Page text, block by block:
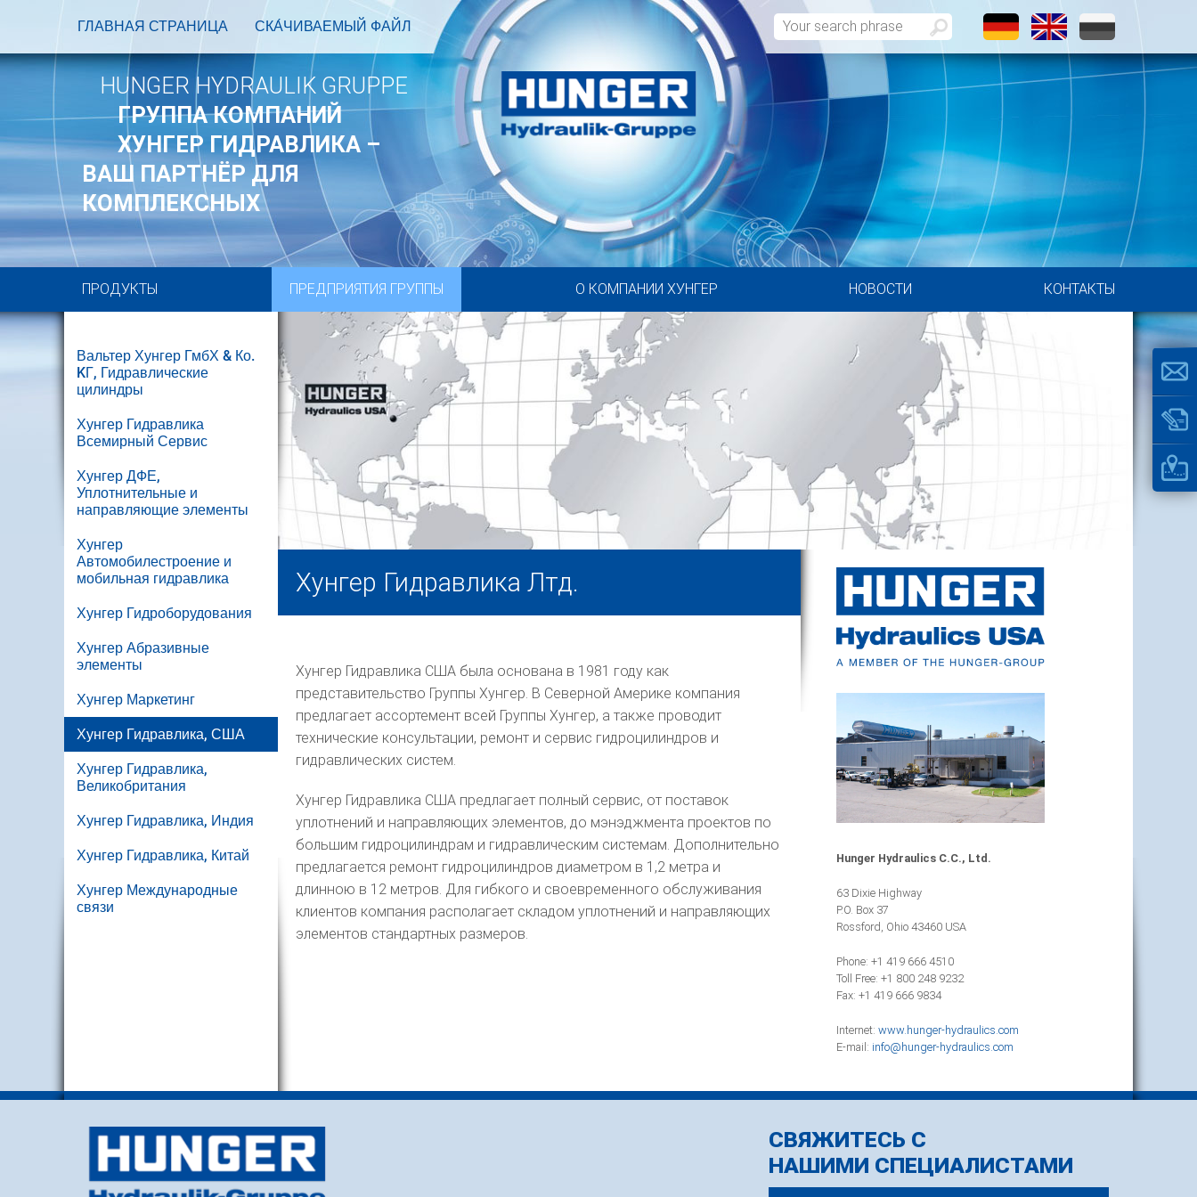
ГЛАВНАЯ СТРАНИЦА СКА́ЧИВАЕМЫЙ ФАЙЛ
HUNGER HYDRAULIK GRUPPE
ГРУППА КОМПАНИЙ
ХУНГЕР ГИДРАВЛИКА –
ВАШ ПАРТНЁР ДЛЯ
КОМПЛЕКСНЫХ
ПРОДУКТЫ ПРЕДПРИЯТИЯ ГРУППЫ О КОМПАНИИ ХУНГЕР НОВОСТИ КОНТАКТЫ
Вальтер Хунгер ГмбХ & Ко.
KГ, Гидравлические
цилиндры
Хунгер Гидравлика
Всемирный Сервис
Хунгер ДФЕ,
Уплотнительные и
направляющие элементы
Хунгер
Автомобилестроение и
мобильная гидравлика
Хунгер Гидроборудования
Хунгер Абразивные
элементы
Хунгер Маркетинг
Хунгер Гидравлика, США
Хунгер Гидравлика,
Великобритания
Хунгер Гидравлика, Индия
Хунгер Гидравлика, Китай
Хунгер Международные
связи
Хунгер Гидравлика Лтд.
Хунгер Гидравлика США была основана в 1981 году как
представительство Группы Хунгер. В Северной Америке компания
предлагает ассортемент всей Группы Хунгер, а также проводит
технические консультации, ремонт и сервис гидроцилиндров и
гидравлических систем.
Хунгер Гидравлика США предлагает полный сервис, от поставок
уплотнений и направляющих элементов, до мэнэджмента проектов по
большим гидроцилиндрам и гидравлическим системам. Дополнительно
предлагается ремонт гидроцилиндров диаметром в 1,2 метра и
длинною в 12 метров. Для гибкого и своевременного обслуживания
клиентов компания располагает складом уплотнений и направляющих
элементов стандартных размеров.
Hunger Hydraulics C.C., Ltd.
63 Dixie Highway
P.O. Box 37
Rossford, Ohio 43460 USA
Phone: +1 419 666 4510
Toll Free: +1 800 248 9232
Fax: +1 419 666 9834
Internet: www.hunger-hydraulics.com
E-mail: info@ hunger-hydraulics.com
СВЯЖИТЕСЬ С
НАШИМИ СПЕЦИАЛИСТАМИ